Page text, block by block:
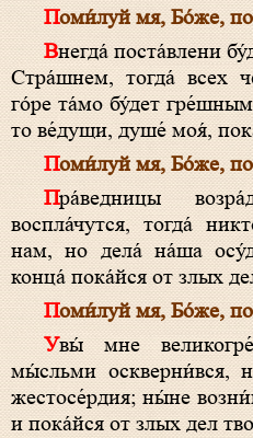
Поми́луй мя, Бо́­же,
Внегда́ поста́влени бу́дут престо́ли на Суди́щи
Стра́шнем, тогда́ всех
го́ре та́мо бу́дет
то ве́дущи, душе́ моя́,
Поми́луй мя, Бо́­же,
Пра́­вед­ницы возра́дуются, а гре́шнии
воспла́чутся, тогда́
нам, но дела́ на́ша
конца́ пока́йся от злых
Поми́луй мя, Бо́­же,
Увы́ мне великогре́шному, и́же де́лы и
мы́сльми оскверни́вся,
жестосе́рдия; ны́не
и пока́йся от злых дел